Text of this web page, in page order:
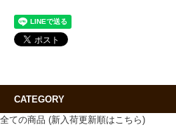
CATEGORY
全ての商品 (新入荷更新順はこちら)